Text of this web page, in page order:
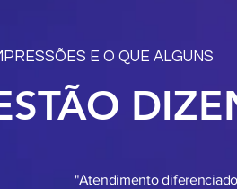
E O QUE ALGUNS
"Atendimento diferenciado